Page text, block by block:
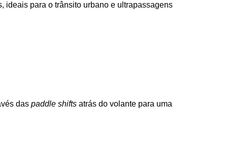
ideais para o trânsito urbano e ultrapassagens
das paddle shifts atrás do volante para uma